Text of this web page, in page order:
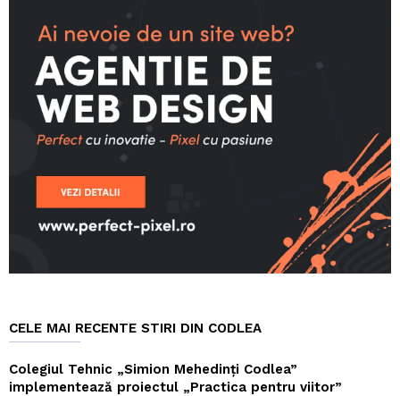
CELE MAI RECENTE STIRI DIN CODLEA
Colegiul Tehnic „Simion Mehedinți Codlea”
implementează proiectul „Practica pentru viitor”